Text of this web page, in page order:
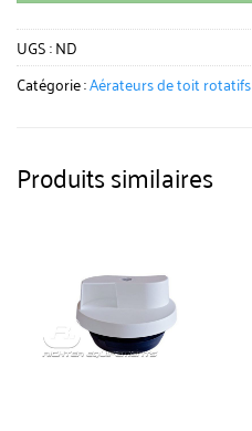
UGS :ND
Catégorie :Aérateurs de toit rotatifs
Produits similaires